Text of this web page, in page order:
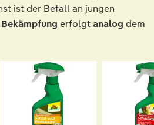
ist der Befall an jungen
Bekämpfung erfolgtanalog dem